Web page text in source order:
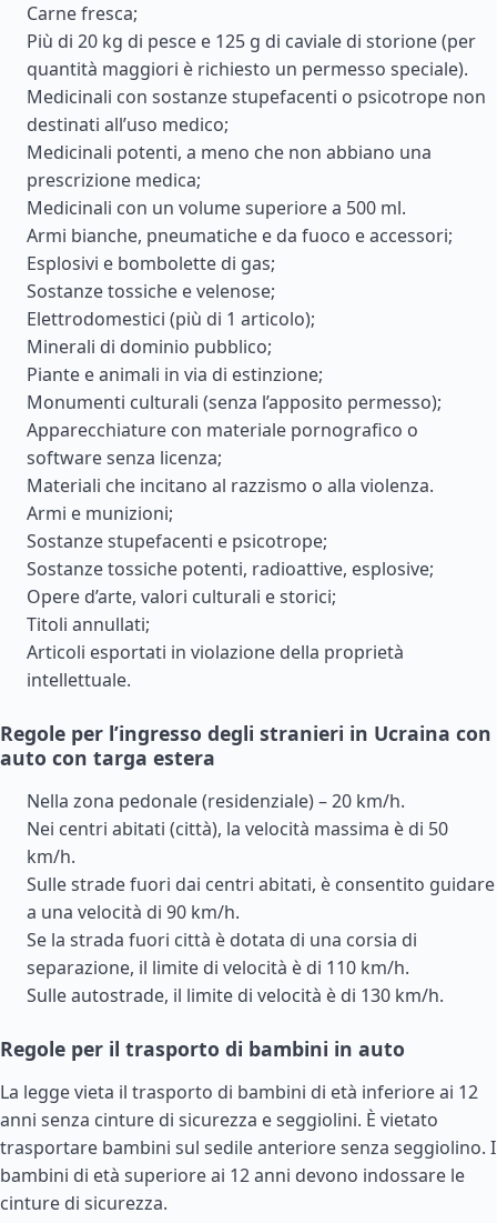
Carne fresca;
Più di 20 kg di pesce e 125 g di caviale di storione (per
quantità maggiori è richiesto un permesso speciale).
Medicinali con sostanze stupefacenti o psicotrope non
destinati all’uso medico;
Medicinali potenti, a meno che non abbiano una
prescrizione medica;
Medicinali con un volume superiore a 500 ml.
Armi bianche, pneumatiche e da fuoco e accessori;
Esplosivi e bombolette di gas;
Sostanze tossiche e velenose;
Elettrodomestici (più di 1 articolo);
Minerali di dominio pubblico;
Piante e animali in via di estinzione;
Monumenti culturali (senza l’apposito permesso);
Apparecchiature con materiale pornografico o
software senza licenza;
Materiali che incitano al razzismo o alla violenza.
Armi e munizioni;
Sostanze stupefacenti e psicotrope;
Sostanze tossiche potenti, radioattive, esplosive;
Opere d’arte, valori culturali e storici;
Titoli annullati;
Articoli esportati in violazione della proprietà
intellettuale.
Regole per l’ingresso degli stranieri in Ucraina con
auto con targa estera
Nella zona pedonale (residenziale) – 20 km/h.
Nei centri abitati (città), la velocità massima è di 50
km/h.
Sulle strade fuori dai centri abitati, è consentito guidare
a una velocità di 90 km/h.
Se la strada fuori città è dotata di una corsia di
separazione, il limite di velocità è di 110 km/h.
Sulle autostrade, il limite di velocità è di 130 km/h.
Regole per il trasporto di bambini in auto
La legge vieta il trasporto di bambini di età inferiore ai 12
anni senza cinture di sicurezza e seggiolini. È vietato
trasportare bambini sul sedile anteriore senza seggiolino. I
bambini di età superiore ai 12 anni devono indossare le
cinture di sicurezza.